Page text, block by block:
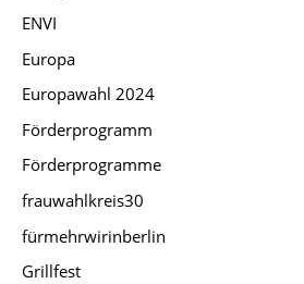
ENVI
Europa
Europawahl 2024
Förderprogramm
Förderprogramme
frauwahlkreis30
fürmehrwirinberlin
Grillfest